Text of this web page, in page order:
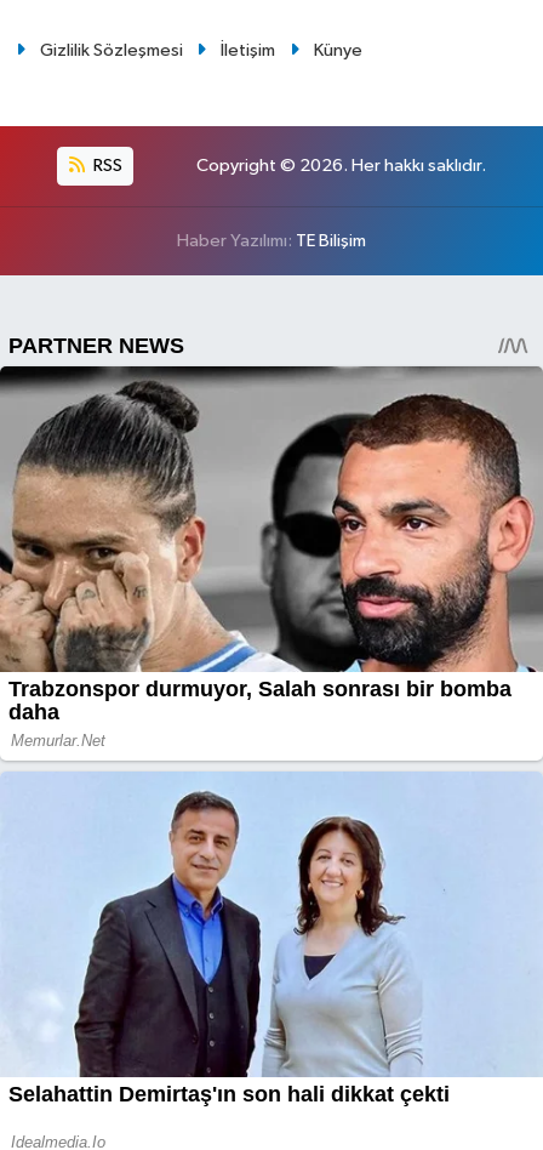
Gizlilik Sözleşmesi İletişim Künye
RSS Copyright © 2026. Her hakkı saklıdır.
Haber Yazılımı: TE Bilişim